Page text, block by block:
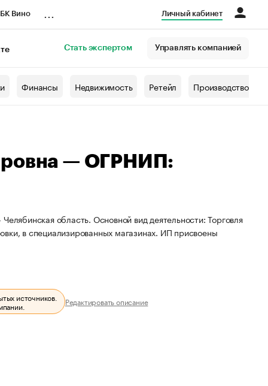
Вино Личный кабинет
Стать экспертом Управлять компанией
Финансы Недвижимость Ретейл Производство
— ОГРНИП:
область. Основной вид деятельности: Торговля
в специализированных магазинах. ИП присвоены
источников.
Редактировать описание